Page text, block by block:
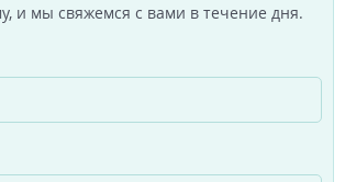
и мы свяжемся с вами в течение дня.